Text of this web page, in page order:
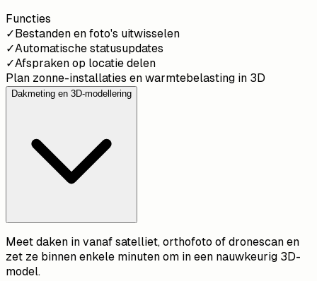
Functies
✓Bestanden en foto's uitwisselen
✓Automatische statusupdates
✓Afspraken op locatie delen
Plan zonne-installaties en warmtebelasting in 3D
Dakmeting en 3D-modellering
Meet daken in vanaf satelliet, orthofoto of dronescan en
zet ze binnen enkele minuten om in een nauwkeurig 3D-
model.